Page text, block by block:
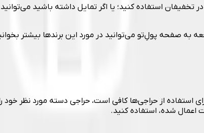
از حراجی‌ها کافی است، حراجی دسته مورد نظر
شده، استفاده کنید.